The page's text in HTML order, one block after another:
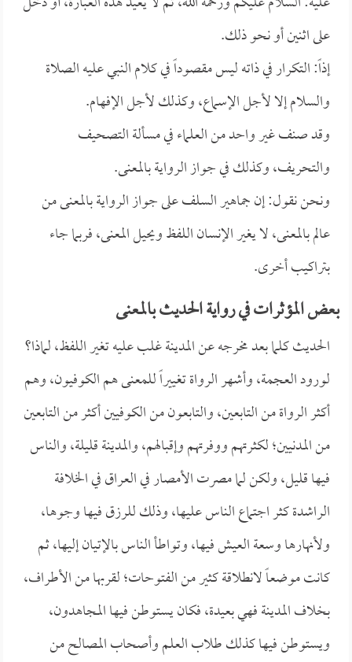
على اثنين أو نحو ذلك.
إذاً: التكرار في ذاته ليس مقصوداً في كلام النبي عليه الصلاة
والسلام إلا لأجل الإسماع، وكذلك لأجل الإفهام.
وقد صنف غير واحد من العلماء في مسألة التصحيف
والتحريف، وكذلك في جواز الرواية بالمعنى.
ونحن نقول: إن جماهير السلف على جواز الرواية بالمعنى من
عالم بالمعنى، لا يغير الإنسان اللفظ ويحيل المعنى، فربما جاء
بتراكيب أخرى.
بعض المؤثرات في رواية الحديث بالمعنى
الحديث كلما بعد مخرجه عن المدينة غلب عليه تغير اللفظ، لماذا؟
لورود العجمة، وأشهر الرواة تغييراً للمعنى هم الكوفيون، وهم
أكثر الرواة من التابعين، والتابعون من الكوفيين أكثر من التابعين
من المدنيين؛ لكثرتهم ووفرتهم وإقبالهم، والمدينة قليلة، والناس
فيها قليل، ولكن لما مصرت الأمصار في العراق في الخلافة
الراشدة كثر اجتماع الناس عليها، وذلك للرزق فيها وجوها،
ولأنهارها وسعة العيش فيها، وتواطأ الناس بالإتيان إليها، ثم
كانت موضعاً لانطلاقة كثير من الفتوحات؛ لقربها من الأطراف،
بخلاف المدينة فهي بعيدة، فكان يستوطن فيها المجاهدون،
ويستوطن فيها كذلك طلاب العلم وأصحاب المصالح من